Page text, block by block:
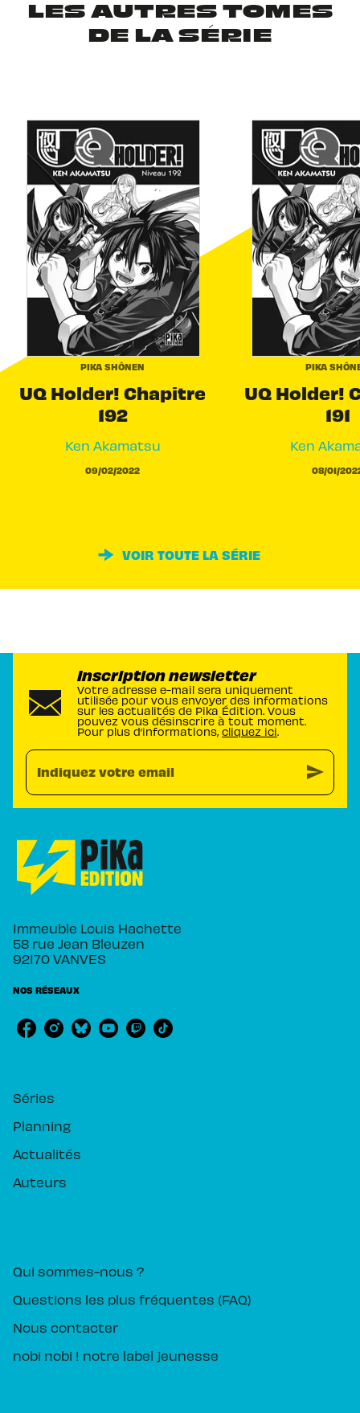
LES AUTRES TOMES
DE LA SÉRIE
PIKA SHÔNEN
UQ Holder! Chapitre
192
Ken Akamatsu
09/02/2022
PIKA
UQ Holder!
191
Ken
08/01/
VOIR TOUTE LA SÉRIE
Inscription newsletter
Votre adresse e-mail sera uniquement
utilisée pour vous envoyer des informations
sur les actualités de Pika Édition. Vous
pouvez vous désinscrire à tout moment.
Pour plus d’informations, cliquez ici.
Indiquez votre email send
Immeuble Louis Hachette
58 rue Jean Bleuzen
92170 VANVES
NOS RÉSEAUX
Séries
Planning
Actualités
Auteurs
Qui sommes-nous ?
Questions les plus fréquentes (FAQ)
Nous contacter
nobi nobi ! notre label jeunesse